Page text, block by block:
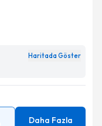
Haritada Göster
Daha Fazla